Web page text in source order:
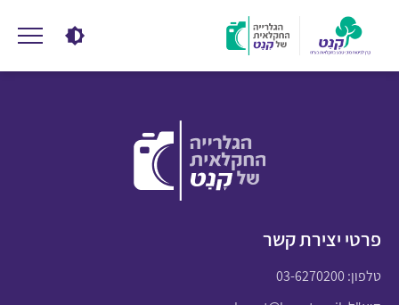
פרטי יצירת קשר
טלפון:03-6270200